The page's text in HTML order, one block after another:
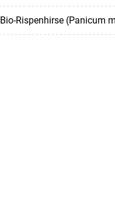
Bio-Rispenhirse (Panicum